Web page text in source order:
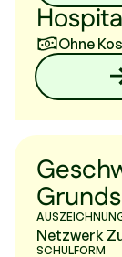
Ohne
Netzwerk
SCHULFORM